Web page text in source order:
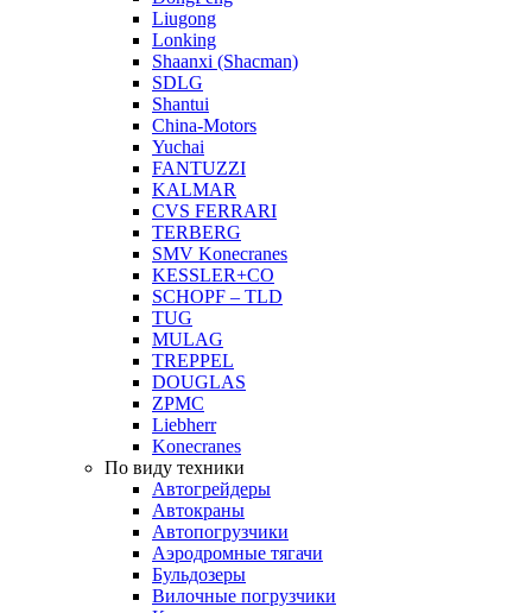
Liugong
Lonking
Shaanxi (Shacman)
SDLG
Shantui
China-Motors
Yuchai
FANTUZZI
KALMAR
CVS FERRARI
TERBERG
SMV Konecranes
KESSLER+CO
SCHOPF – TLD
TUG
MULAG
TREPPEL
DOUGLAS
ZPMC
Liebherr
Konecranes
По виду техники
Автогрейдеры
Автокраны
Автопогрузчики
Аэродромные тягачи
Бульдозеры
Вилочные погрузчики